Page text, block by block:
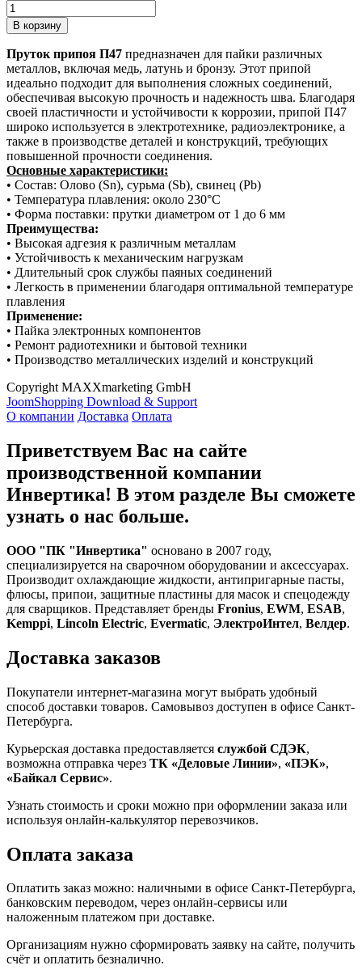
Пруток припоя П47 предназначен для пайки различных
металлов, включая медь, латунь и бронзу. Этот припой
идеально подходит для выполнения сложных соединений,
обеспечивая высокую прочность и надежность шва. Благодаря
своей пластичности и устойчивости к коррозии, припой П47
широко используется в электротехнике, радиоэлектронике, а
также в производстве деталей и конструкций, требующих
повышенной прочности соединения.
Основные характеристики:
• Состав: Олово (Sn), сурьма (Sb), свинец (Pb)
• Температура плавления: около 230°C
• Форма поставки: прутки диаметром от 1 до 6 мм
Преимущества:
• Высокая адгезия к различным металлам
• Устойчивость к механическим нагрузкам
• Длительный срок службы паяных соединений
• Легкость в применении благодаря оптимальной температуре
плавления
Применение:
• Пайка электронных компонентов
• Ремонт радиотехники и бытовой техники
• Производство металлических изделий и конструкций
Copyright MAXXmarketing GmbH
JoomShopping Download & Support
О компании Доставка Оплата
Приветствуем Вас на сайте
производственной компании
Инвертика! В этом разделе Вы сможете
узнать о нас больше.
ООО "ПК "Инвертика" основано в 2007 году,
специализируется на сварочном оборудовании и аксессуарах.
Производит охлаждающие жидкости, антипригарные пасты,
флюсы, припои, защитные пластины для масок и спецодежду
для сварщиков. Представляет бренды Fronius, EWM, ESAB,
Kemppi, Lincoln Electric, Evermatic, ЭлектроИнтел, Велдер.
Доставка заказов
Покупатели интернет-магазина могут выбрать удобный
способ доставки товаров. Самовывоз доступен в офисе Санкт-
Петербурга.
Курьерская доставка предоставляется службой СДЭК,
возможна отправка через ТК «Деловые Линии», «ПЭК»,
«Байкал Сервис».
Узнать стоимость и сроки можно при оформлении заказа или
используя онлайн-калькулятор перевозчиков.
Оплата заказа
Оплатить заказ можно: наличными в офисе Санкт-Петербурга,
банковским переводом, через онлайн-сервисы или
наложенным платежом при доставке.
Организациям нужно сформировать заявку на сайте, получить
счёт и оплатить безналично.